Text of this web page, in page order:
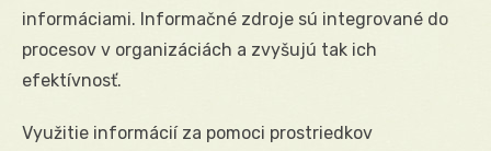
informáciami. Informačné zdroje sú integrované do
procesov v organizáciách a zvyšujú tak ich
efektívnosť.
Využitie informácií za pomoci prostriedkov